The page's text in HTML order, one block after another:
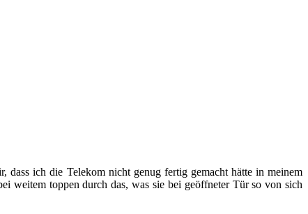
dass ich die Telekom nicht genug fertig gemacht hätte in meinem
weitem toppen durch das, was sie bei geöffneter Tür so von sich